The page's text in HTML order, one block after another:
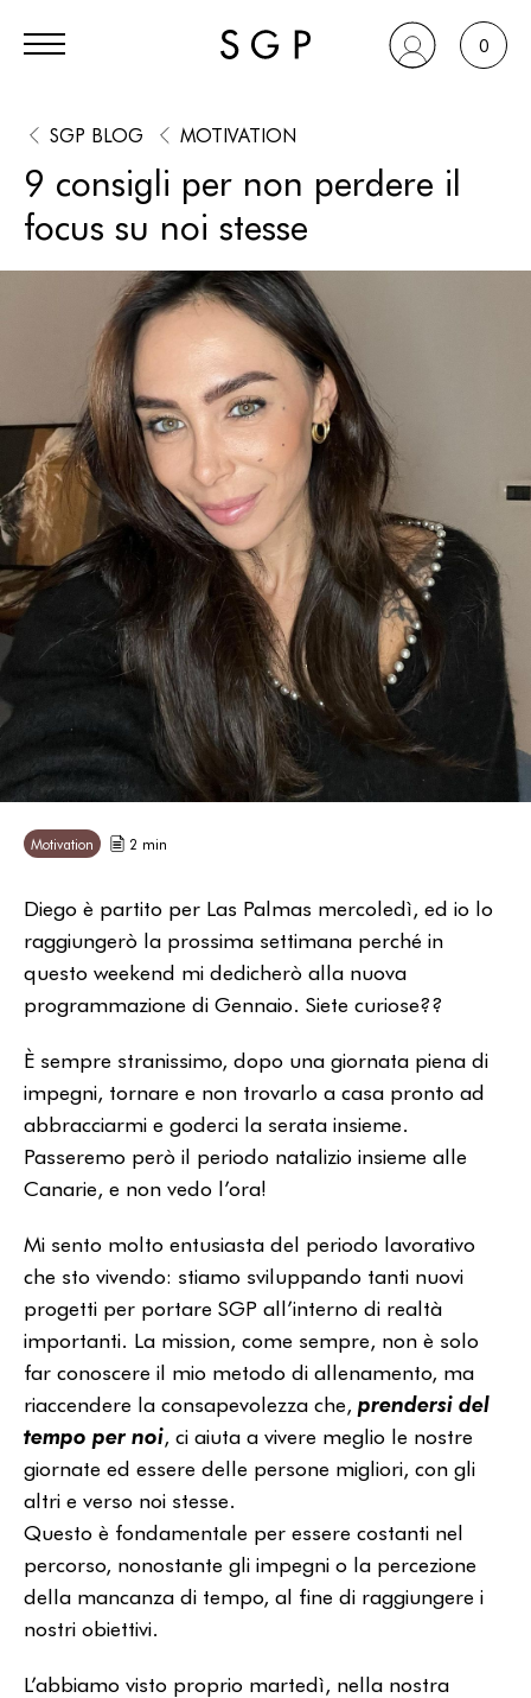
0
SGP BLOG MOTIVATION
9 consigli per non perdere il
focus su noi stesse
Motivation 2 min
Diego è partito per Las Palmas mercoledì, ed io lo
raggiungerò la prossima settimana perché in
questo weekend mi dedicherò alla nuova
programmazione di Gennaio. Siete curiose??
È sempre stranissimo, dopo una giornata piena di
impegni, tornare e non trovarlo a casa pronto ad
abbracciarmi e goderci la serata insieme.
Passeremo però il periodo natalizio insieme alle
Canarie, e non vedo l’ora!
Mi sento molto entusiasta del periodo lavorativo
che sto vivendo: stiamo sviluppando tanti nuovi
progetti per portare SGP all’interno di realtà
importanti. La mission, come sempre, non è solo
far conoscere il mio metodo di allenamento, ma
riaccendere la consapevolezza che, prendersi del
tempo per noi, ci aiuta a vivere meglio le nostre
giornate ed essere delle persone migliori, con gli
altri e verso noi stesse.
Questo è fondamentale per essere costanti nel
percorso, nonostante gli impegni o la percezione
della mancanza di tempo, al fine di raggiungere i
nostri obiettivi.
L’abbiamo visto proprio martedì, nella nostra